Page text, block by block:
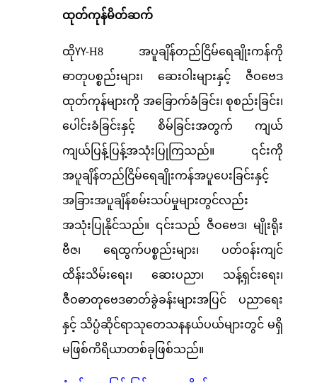
ထုတ်ကုန်မိတ်ဆက်
ထိုYY-H8 အပူချိန်တည်ငြိမ်ရေချိုးကန်ကို
ဓာတုပစ္စည်းများ၊ ဆေးဝါးများနှင့် ဇီဝဗေဒ
ထုတ်ကုန်များကို အခြောက်ခံခြင်း၊ စုစည်းခြင်း၊
ပေါင်းခံခြင်းနှင့် စိမ်ခြင်းအတွက် ကျယ်
ကျယ်ပြန့်ပြန့်အသုံးပြုကြသည်။ ၎င်းကို
အပူချိန်တည်ငြိမ်ရေချိုးကန်အပူပေးခြင်းနှင့်
အခြားအပူချိန်စမ်းသပ်မှုများတွင်လည်း
အသုံးပြုနိုင်သည်။ ၎င်းသည် ဇီဝဗေဒ၊ မျိုးရိုး
ဗီဇ၊ ရေထွက်ပစ္စည်းများ၊ ပတ်ဝန်းကျင်
ထိန်းသိမ်းရေး၊ ဆေးပညာ၊ သန့်ရှင်းရေး၊
ဇီဝဓာတုဗေဒဓာတ်ခွဲခန်းများအပြင် ပညာရေး
နှင့် သိပ္ပံဆိုင်ရာသုတေသနနယ်ပယ်များတွင် မရှိ
မဖြစ်ကိရိယာတစ်ခုဖြစ်သည်။